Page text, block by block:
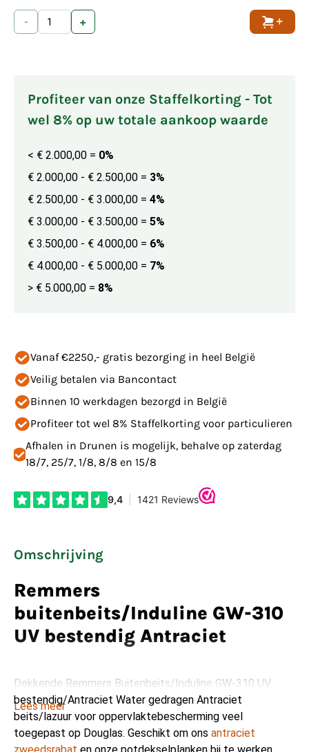
- +
Profiteer van onze Staffelkorting - Tot
wel 8% op uw totale aankoop waarde
< € 2.000,00 = 0%
€ 2.000,00 - € 2.500,00 = 3%
€ 2.500,00 - € 3.000,00 = 4%
€ 3.000,00 - € 3.500,00 = 5%
€ 3.500,00 - € 4.000,00 = 6%
€ 4.000,00 - € 5.000,00 = 7%
> € 5.000,00 = 8%
Vanaf €2250,- gratis bezorging in heel België
Veilig betalen via Bancontact
Binnen 10 werkdagen bezorgd in België
Profiteer tot wel 8% Staffelkorting voor particulieren
Afhalen in Drunen is mogelijk, behalve op zaterdag
18/7, 25/7, 1/8, 8/8 en 15/8
Omschrijving
Remmers
buitenbeits/Induline GW-310
UV bestendig Antraciet
Dekkende Remmers Buitenbeits/Induline GW-310 UV
bestendig/Antraciet Water gedragen Antraciet
beits/lazuur voor oppervlaktebescherming veel
toegepast op Douglas. Geschikt om ons antraciet
Lees meer